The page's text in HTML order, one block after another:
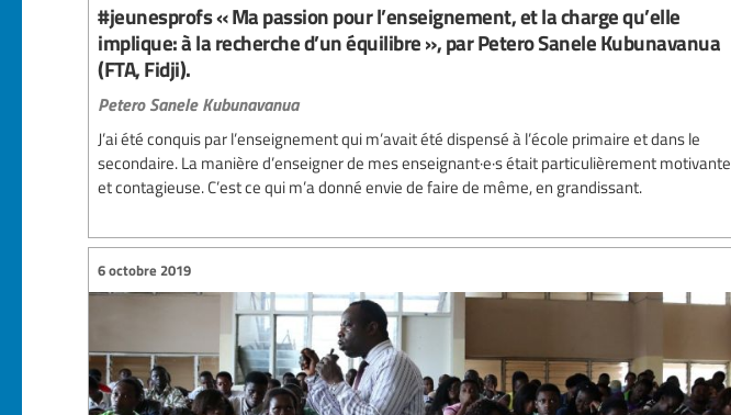
#jeunesprofs « Ma passion pour l’enseignement, et la charge qu’elle
implique: à la recherche d’un équilibre », par Petero Sanele Kubunavanua
(FTA, Fidji).
Petero Sanele Kubunavanua
J’ai été conquis par l’enseignement qui m’avait été dispensé à l’école primaire et dans le
secondaire. La manière d’enseigner de mes enseignant·e·s était particulièrement motivante
et contagieuse. C’est ce qui m’a donné envie de faire de même, en grandissant.
6 octobre 2019